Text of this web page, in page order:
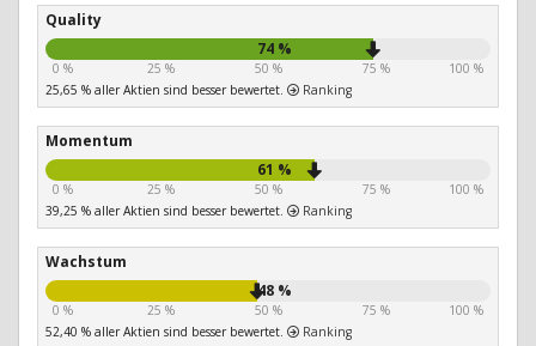
Quality
74 %
0 % 25 % 50 % 75 %
100 %
25,65 % aller Aktien sind besser bewertet.
Ranking
Momentum
61 %
0 % 25 % 50 % 75 %
100 %
39,25 % aller Aktien sind besser bewertet.
Ranking
Wachstum
48 %
0 % 25 % 50 % 75 %
100 %
52,40 % aller Aktien sind besser bewertet.
Ranking